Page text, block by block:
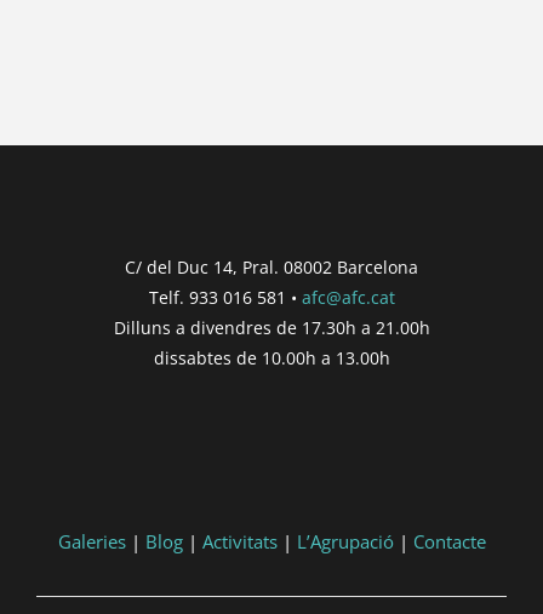
'DD/MM/YYYY') }}
Finalització de participació |{{
formatDate(post.end, 'YYYY-MM-DD',
'DD/MM/YYYY') }}
C/ del Duc 14, Pral. 08002 Barcelona
Telf. 933 016 581 • afc@afc.cat
Dilluns a divendres de 17.30h a 21.00h
dissabtes de 10.00h a 13.00h
Galeries| Blog| Activitats| L’Agrupació| Contacte